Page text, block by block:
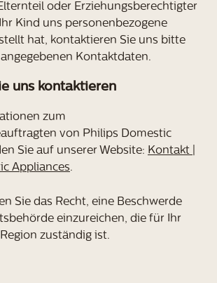
oder Erziehungsberechtigter
Kind uns personenbezogene
hat, kontaktieren Sie uns bitte
Kontaktdaten.
uns kontaktieren
zum
von Philips Domestic
Sie auf unserer Website: Kontakt |
Appliances.
Sie das Recht, eine Beschwerde
einzureichen, die für Ihr
zuständig ist.